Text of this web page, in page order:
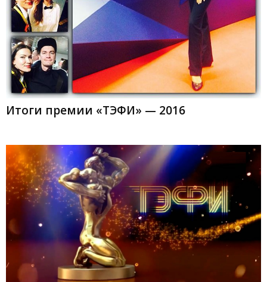
Итоги премии «ТЭФИ» — 2016